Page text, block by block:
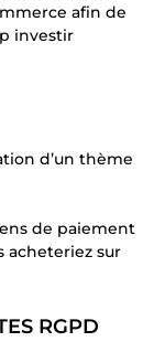
afin de
investir
d’un thème
de paiement
acheteriez sur
RGPD